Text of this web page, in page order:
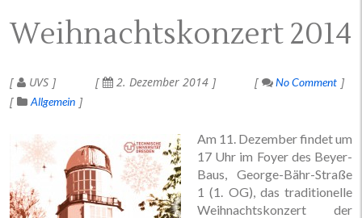
Weihnachtskonzert 2014
UVS 2. Dezember 2014
No Comment
Allgemein
Am 11. Dezember findet um
17 Uhr im Foyer des Beyer-
Baus, George-Bähr-Straße
1 (1. OG), das traditionelle
Weihnachtskonzert der